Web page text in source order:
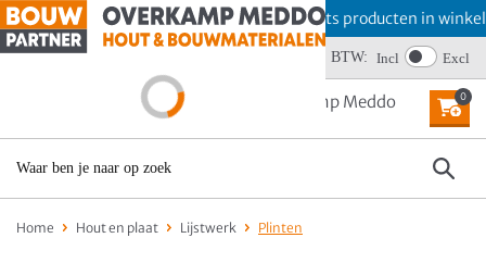
Offerte aanvragen? Plaats producten in
Wij scoren een 4,6 BTW: Incl Excl
0
Home Hout en plaat Lijstwerk Plinten